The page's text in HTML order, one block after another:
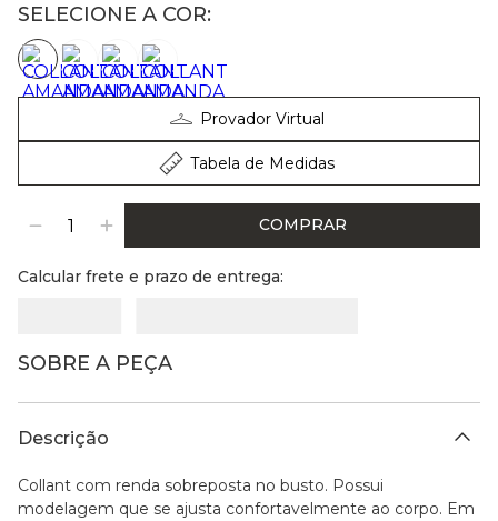
SELECIONE A COR:
Provador Virtual
Tabela de Medidas
COMPRAR
Calcular frete e prazo de entrega:
SOBRE A PEÇA
Descrição
Collant com renda sobreposta no busto. Possui
modelagem que se ajusta confortavelmente ao corpo. Em